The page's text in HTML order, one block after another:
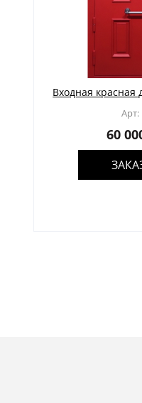
Входная красная
Арт:
60